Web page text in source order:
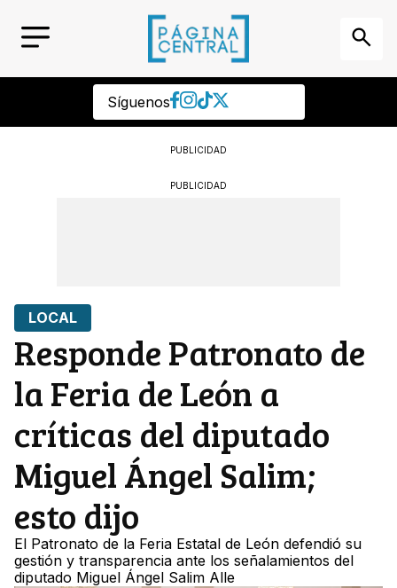
Síguenos
PUBLICIDAD
PUBLICIDAD
LOCAL
Responde Patronato de
la Feria de León a
críticas del diputado
Miguel Ángel Salim;
esto dijo
El Patronato de la Feria Estatal de León defendió su
gestión y transparencia ante los señalamientos del
diputado Miguel Ángel Salim Alle